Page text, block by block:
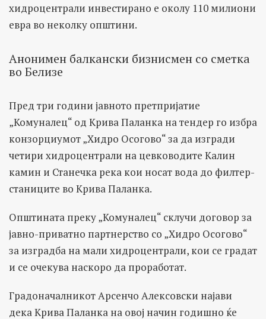
хидроцентрали инвестирано е околу 110 милиони
евра во неколку општини.
Анонимен балкански бизнисмен со сметка
во Белизе
Пред три години јавното претпријатие
„Комуналец“ од Крива Паланка на тендер го избра
конзорциумот „Хидро Oсогово“ за да изгради
четири хидроцентрали на цевководите Калин
камин и Станечка река кои носат вода до филтер-
станиците во Крива Паланка.
Општината преку „Комуналец“ склучи договор за
јавно-приватно партнерство со „Хидро Осогово“
за изградба на мали хидроцентрали, кои се градат
и се очекува наскоро да проработат.
Градоначалникот Арсенчо Алексовски најави
дека Крива Паланка на овој начин годишно ќе